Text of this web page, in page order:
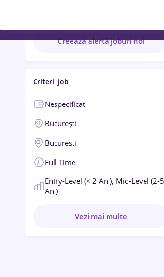
Creează alertă joburi noi
Criterii job
Nespecificat
București
Bucuresti
Full Time
Entry-Level (< 2 Ani), Mid-Level (2-5
Ani)
Vezi mai multe